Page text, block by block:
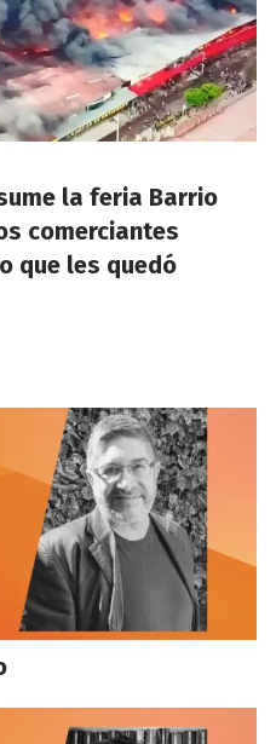
la feria Barrio
comerciantes
que les quedó